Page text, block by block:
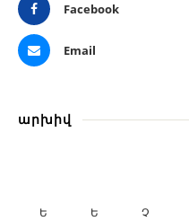
Facebook
Email
արխիվ
Ե Ե Չ